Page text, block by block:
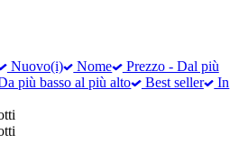
Nuovo(i) Nome
Prezzo - Dal più
più basso al più alto Best seller
In